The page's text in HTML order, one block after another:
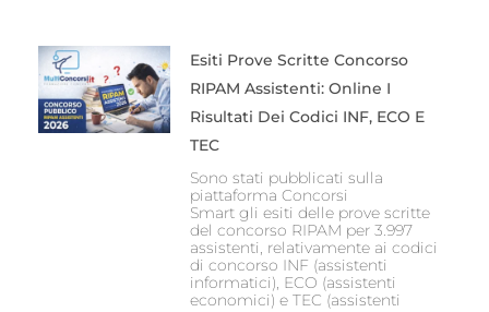
Esiti Prove Scritte Concorso
RIPAM Assistenti: Online I
Risultati Dei Codici INF, ECO E
TEC
Sono stati pubblicati sulla
piattaforma Concorsi
Smart gli esiti delle prove scritte
del concorso RIPAM per 3.997
assistenti, relativamente ai codici
di concorso INF (assistenti
informatici), ECO (assistenti
economici) e TEC (assistenti